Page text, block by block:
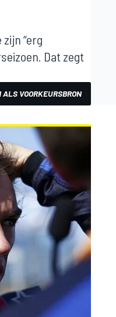
“erg
Dat zegt
ALS VOORKEURSBRON